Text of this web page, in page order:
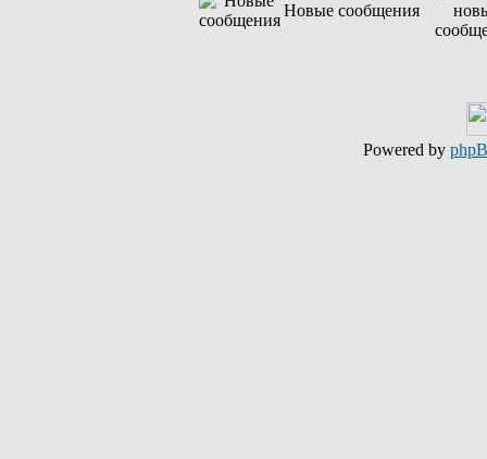
Новые сообщения
Powered by